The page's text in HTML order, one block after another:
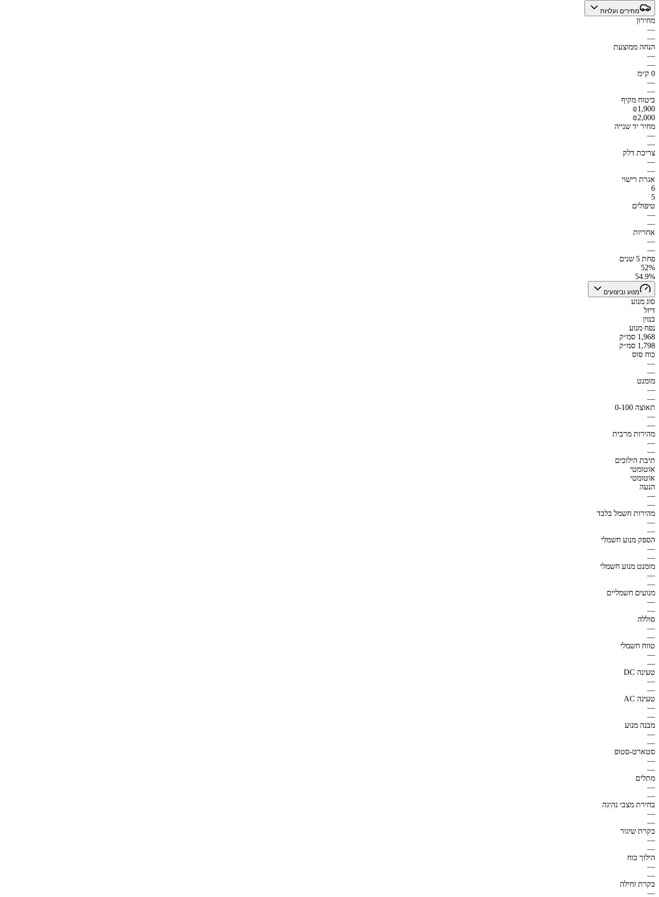
מחירים ועלויות
מחירון
—
—
הנחה ממוצעת
—
—
0 ק״מ
—
—
ביטוח מקיף
₪1,900
₪2,000
מחיר יד שנייה
—
—
צריכת דלק
—
—
אגרת רישוי
6
5
טיפולים
—
—
אחריות
—
—
פחת 5 שנים
52%
54.9%
מנוע וביצועים
סוג מנוע
דיזל
בנזין
נפח מנוע
1,968 סמ״ק
1,798 סמ״ק
כוח סוס
—
—
מומנט
—
—
תאוצה 0-100
—
—
מהירות מרבית
—
—
תיבת הילוכים
אוטומטי
אוטומטי
הנעה
—
—
מהירות חשמל בלבד
—
—
הספק מנוע חשמלי
—
—
מומנט מנוע חשמלי
—
—
מנועים חשמליים
—
—
סוללה
—
—
טווח חשמלי
—
—
טעינה DC
—
—
טעינה AC
—
—
מבנה מנוע
—
—
סטארט-סטופ
—
—
מתלים
—
—
בחירת מצבי נהיגה
—
—
בקרת שיגור
—
—
הילוך כוח
—
—
בקרת זחילה
—